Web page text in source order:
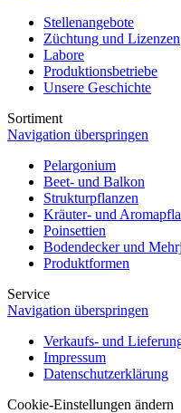
Stellenangebote
Züchtung und Lizenzen
Labore
Produktionsbetriebe
Unsere Geschichte
Sortiment
Navigation überspringen
Pelargonium
Beet- und Balkon
Strukturpflanzen
Kräuter- und
Poinsettien
Bodendecker und
Produktformen
Service
Navigation überspringen
Verkaufs- und
Impressum
Datenschutzerklärung
Cookie-Einstellungen ändern